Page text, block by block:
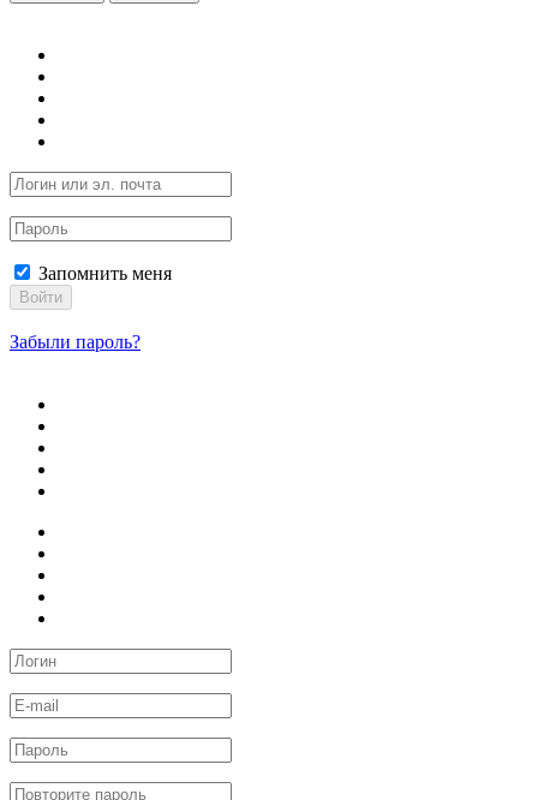
Запомнить меня
Войти
Забыли пароль?